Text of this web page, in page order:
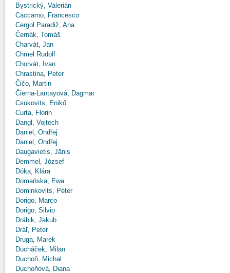
Bystrický, Valerián
Caccamo, Francesco
Cergol Paradiž, Ana
Černák, Tomáš
Charvát, Jan
Chmel Rudolf
Chorvát, Ivan
Chrastina, Peter
Čičo, Martin
Čierna-Lantayová, Dagmar
Csukovits, Enikő
Curta, Florin
Dangl, Vojtech
Daniel, Ondřej
Daniel, Ondřej
Daugavietis, Jānis
Demmel, József
Dóka, Klára
Domańska, Ewa
Dominkovits, Péter
Dorigo, Marco
Dorigo, Silvio
Drábik, Jakub
Dráľ, Peter
Druga, Marek
Ducháček, Milan
Duchoň, Michal
Duchoňová, Diana